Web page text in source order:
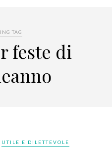
TAG
feste di
UTILE E DILETTEVOLE